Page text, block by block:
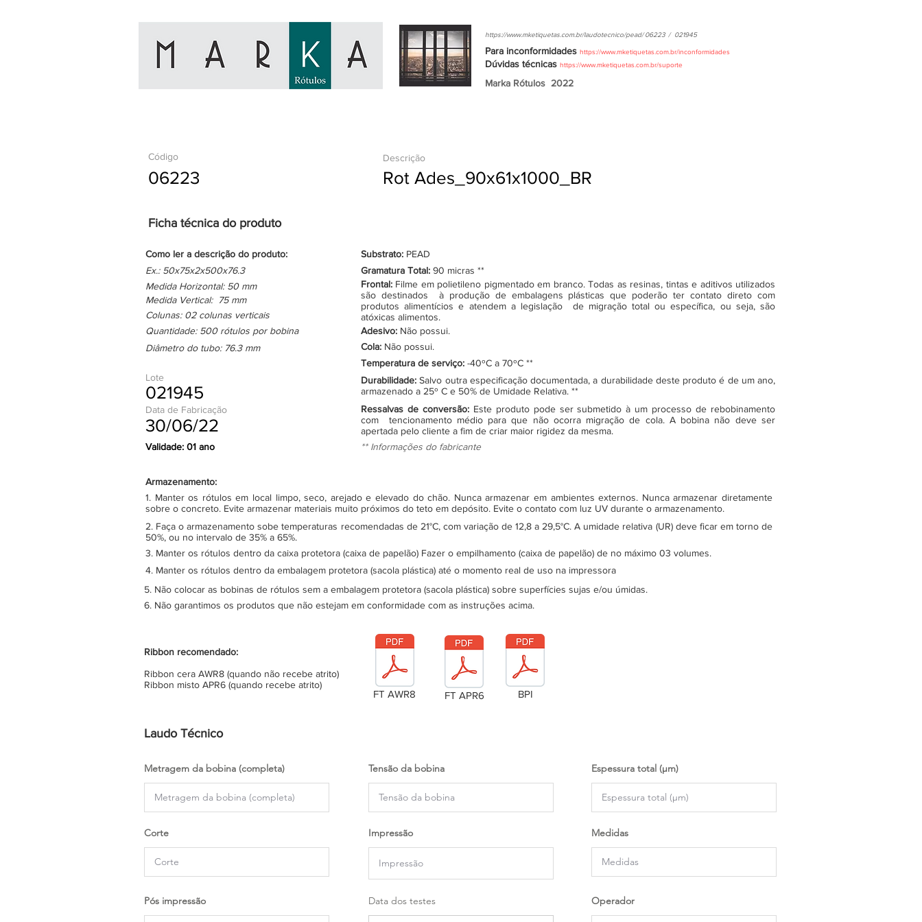
https://www.mketiquetas.com.br/laudotecnico/pead/ 06223 / 021945
Para inconformidades https://www.mketiquetas.com.br/inconformidades
Dúvidas técnicas https://www.mketiquetas.com.br/suporte
Marka Rótulos 2022
Código
06223
Descrição
Rot Ades_90x61x1000_BR
Ficha técnica do produto
Como ler a descrição do produto: Substrato: PEAD
Ex.: 50x75x2x500x76.3
Medida Horizontal: 50 mm
Medida Vertical: 75 mm
Colunas: 02 colunas verticais
Quantidade: 500 rótulos por bobina
Gramatura Total: 90 micras **
Frontal: Filme em polietileno pigmentado em branco. Todas as resinas, tintas e aditivos utilizados
são destinados à produção de embalagens plásticas que poderão ter contato direto com
produtos alimentícios e atendem a legislação de migração total ou específica, ou seja, são
atóxicas alimentos.
Adesivo: Não possui.
Diâmetro do tubo: 76.3 mm
Cola: Não possui.
Temperatura de serviço: -40ºC a 70ºC **
Lote
021945
Data de Fabricação
30/06/22
Durabilidade:Salvo outra especificação documentada, a durabilidade deste produto é de um ano,
armazenado a 25º C e 50% de Umidade Relativa. **
Ressalvas de conversão: Este produto pode ser submetido à um processo de rebobinamento
com tencionamento médio para que não ocorra migração de cola. A bobina não deve ser
apertada pelo cliente a fim de criar maior rigidez da mesma.
Validade: 01 ano
** Informações do fabricante
Armazenamento:
1. Manter os rótulos em local limpo, seco, arejado e elevado do chão. Nunca armazenar em ambientes externos. Nunca armazenar diretamente
sobre o concreto. Evite armazenar materiais muito próximos do teto em depósito. Evite o contato com luz UV durante o armazenamento.
2. Faça o armazenamento sobe temperaturas recomendadas de 21°C, com variação de 12,8 a 29,5°C. A umidade relativa (UR) deve ficar em torno de
50%, ou no intervalo de 35% a 65%.
3. Manter os rótulos dentro da caixa protetora (caixa de papelão) Fazer o empilhamento (caixa de papelão) de no máximo 03 volumes.
4. Manter os rótulos dentro da embalagem protetora (sacola plástica) até o momento real de uso na impressora
5. Não colocar as bobinas de rótulos sem a embalagem protetora (sacola plástica) sobre superfícies sujas e/ou úmidas.
6. Não garantimos os produtos que não estejam em conformidade com as instruções acima.
Ribbon recomendado:
Ribbon cera AWR8 (quando não recebe atrito)
Ribbon misto APR6 (quando recebe atrito)
FT AWR8 FT APR6 BPI
Laudo Técnico
Metragem da bobina (completa)
Corte
Pós impressão
Tensão da bobina
Impressão
Data dos testes
Espessura total (µm)
Medidas
Operador